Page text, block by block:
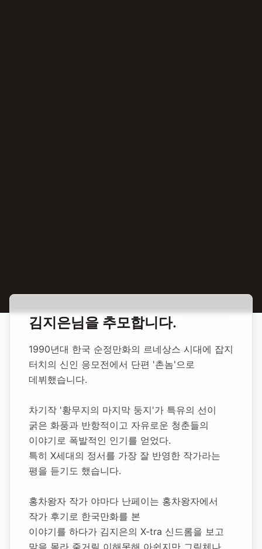
합동 추모 김지은 만화가
김지은 만화가
1993년 10월 9일
9,993
김지은님을 추모합니다.
1990년대 한국 순정만화의 르네상스 시대에 잡지
터치의 신인 응모전에서 단편 '촌놈'으로
데뷔했습니다.
차기작 '황무지의 마지막 둥지'가 특유의 선이
굵은 화풍과 반항적이고 자유로운 청춘들의
이야기로 폭발적인 인기를 얻었다.
특히 X세대의 정서를 가장 잘 반영한 작가라는
평을 듣기도 했습니다.
홍차왕자 작가 야마다 난페이는 홍차왕자에서
작가 후기로 한국만화를 본
이야기를 하다가 김지은의 X-tra 신드롬을 보고
말을 몰라 줄거릴 이해못해 아쉽지만 그림체나